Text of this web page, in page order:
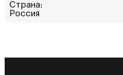
Страна:
Россия